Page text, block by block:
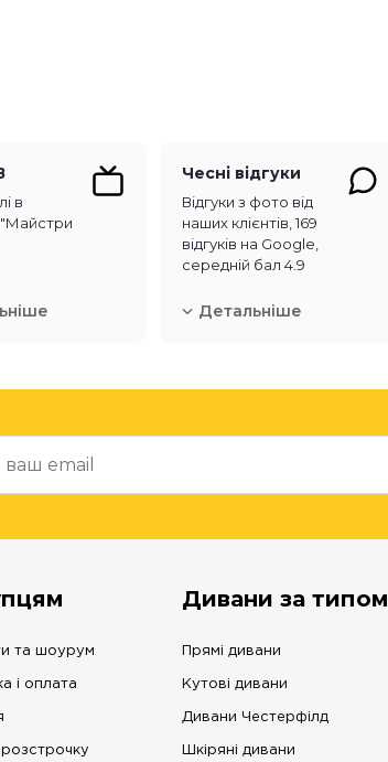
в
"Майстри
Чесні відгуки
Відгуки з фото від
наших клієнтів, 169
відгуків на Google,
середній бал 4.9
Детальніше
та шоурум
і оплата
Дивани за типом
Прямі дивани
Кутові дивани
Дивани Честерфілд
Шкіряні дивани